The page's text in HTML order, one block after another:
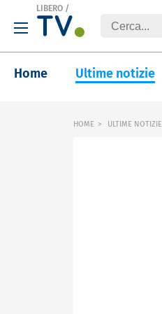
LIBERO /
Home Ultime notizie
HOME ULTIME NOTIZIE